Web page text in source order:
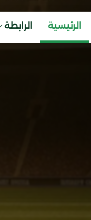
الرئيسية الرابطة